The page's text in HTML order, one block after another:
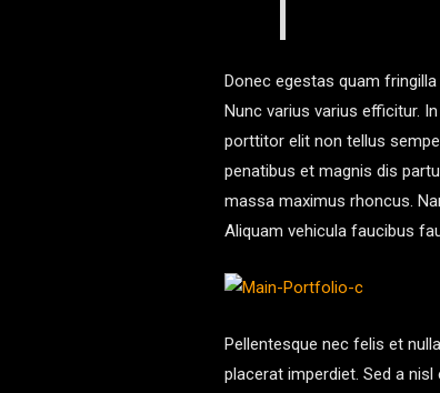
Donec egestas quam
Nunc varius varius efficitur.
porttitor elit non tellus
penatibus et magnis dis
massa maximus rhoncus.
Aliquam vehicula faucibus
Pellentesque nec felis et
placerat imperdiet. Sed a